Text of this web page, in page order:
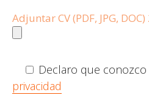
Adjuntar CV (PDF, JPG,
Declaro que
privacidad